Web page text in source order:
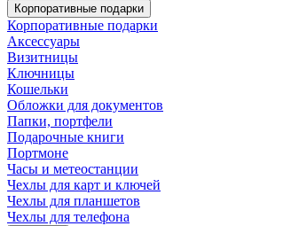
Корпоративные подарки
Корпоративные подарки
Аксессуары
Визитницы
Ключницы
Кошельки
Обложки для документов
Папки, портфели
Подарочные книги
Портмоне
Часы и метеостанции
Чехлы для карт и ключей
Чехлы для планшетов
Чехлы для телефона